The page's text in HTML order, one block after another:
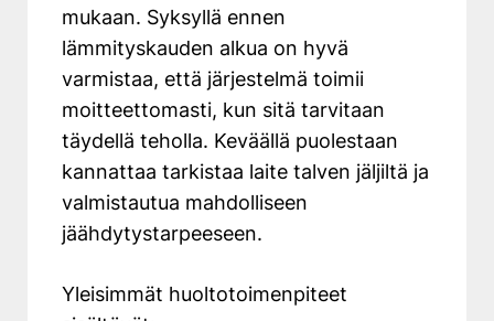
mukaan. Syksyllä ennen
lämmityskauden alkua on hyvä
varmistaa, että järjestelmä toimii
moitteettomasti, kun sitä tarvitaan
täydellä teholla. Keväällä puolestaan
kannattaa tarkistaa laite talven jäljiltä ja
valmistautua mahdolliseen
jäähdytystarpeeseen.
Yleisimmät huoltotoimenpiteet